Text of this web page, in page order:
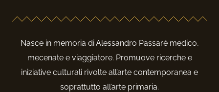
Nasce in memoria di Alessandro Passaré medico,
mecenate e viaggiatore. Promuove ricerche e
iniziative culturali rivolte all’arte contemporanea e
soprattutto all’arte primaria.